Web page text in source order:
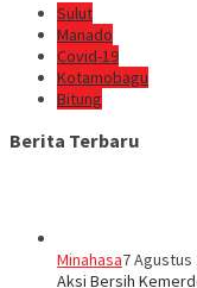
Sulut
Manado
Covid-19
Kotamobagu
Bitung
Berita Terbaru
Minahasa7 Agustus
Aksi Bersih